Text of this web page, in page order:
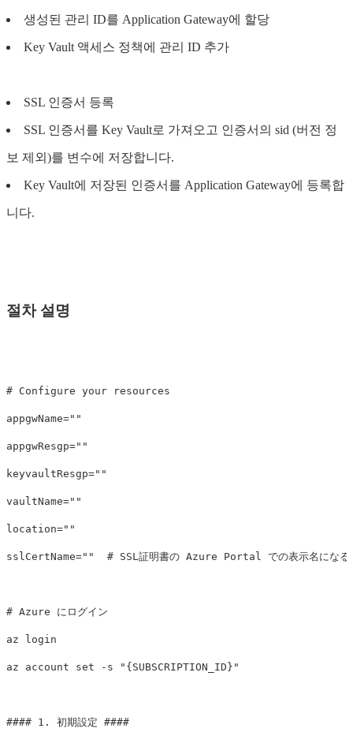
생성된 관리 ID를 Application Gateway에 할당
Key Vault 액세스 정책에 관리 ID 추가
SSL 인증서 등록
SSL 인증서를 Key Vault로 가져오고 인증서의 sid (버전 정
보 제외)를 변수에 저장합니다.
Key Vault에 저장된 인증서를 Application Gateway에 등록합
니다.
절차 설명
# Configure your resources
appgwName=""
appgwResgp=""
keyvaultResgp=""
vaultName=""
location=""
sslCertName="" # SSL証明書の Azure Portal での表示名になる
# Azure にログイン
az login
az account set -s "{SUBSCRIPTION_ID}"
#### 1. 初期設定 ####